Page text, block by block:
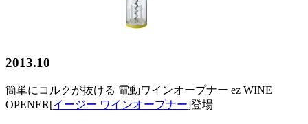
2013.10
簡単にコルクが抜ける 電動ワインオープナー ez WINE
OPENER[イージー ワインオープナー]登場